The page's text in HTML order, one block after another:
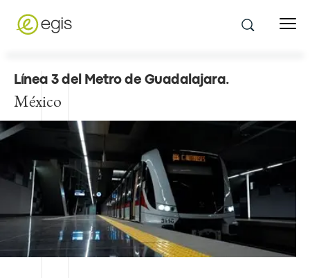
Línea 3 del Metro de Guadalajara.
México